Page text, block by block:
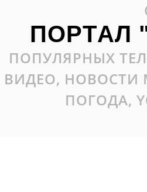
ПОРТАЛ
ПОПУЛЯРНЫХ
ВИДЕО,
ПОГОДА,